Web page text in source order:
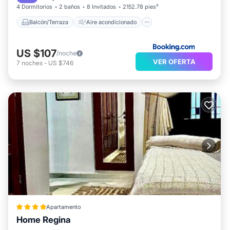
4 Dormitorios 2 baños 8 Invitados 2152.78 pies²
Balcón/Terraza Aire acondicionado
US $107/noche
7 noches - US $746 VER OFERTA
Apartamento
Home Regina